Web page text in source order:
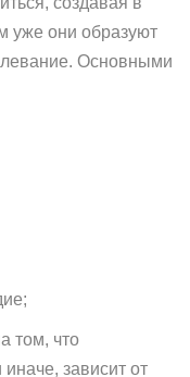
уже они образуют
Основными
том, что
зависит от